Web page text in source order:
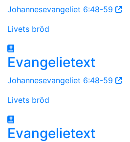
Johannesevangeliet 6:48-59
Livets bröd
Evangelietext
Johannesevangeliet 6:48-59
Livets bröd
Evangelietext